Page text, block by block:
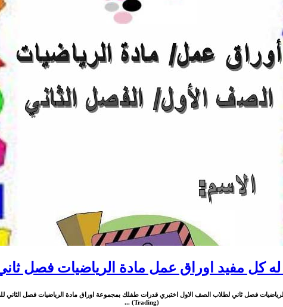
كل مفيد اوراق عمل مادة الرياضيات فصل
فصل ثاني لطلاب الصف الاول اختبري قدرات طفلك بمجموعة اوراق مادة الرياضيات فصل الثاني
(Trading) ...